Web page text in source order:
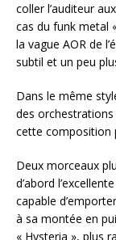
coller l’auditeur
cas du funk metal
la vague AOR de
subtil et un peu
Dans le même
des
cette composition
Deux morceaux
d’abord
capable
à sa montée en
« Hysteria », plus